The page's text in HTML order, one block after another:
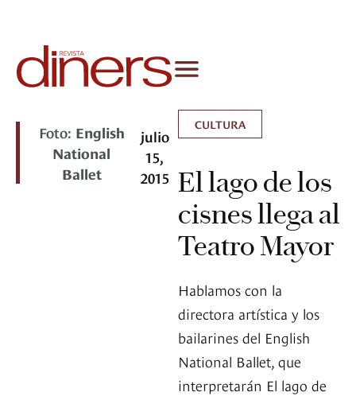
Foto: English
National
Ballet
julio
15,
2015
CULTURA
El lago de los
cisnes llega al
Teatro Mayor
Hablamos con la
directora artística y los
bailarines del English
National Ballet, que
interpretarán El lago de